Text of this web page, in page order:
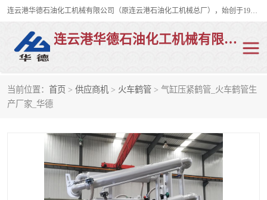
连云港华德石油化工机械有限公司（原连云港石油化工机械总厂），始创于1982年，是从事码头船用流体装卸臂、陆用流体装卸臂（鹤管）、活动梯、钢构平台、定量装车系统等全系列流体装卸设备的设计、制造、销售以及服务的专业供应商。
连云港华德石油化工机械有限公司
当前位置： 首页 > 供应商机 > 火车鹤管 > 气缸压紧鹤管_火车鹤管生
产厂家_华德
陆用流体装卸臂
液氨鹤管 液氯鹤管
LNG鹤管 活动梯
卸车鹤管